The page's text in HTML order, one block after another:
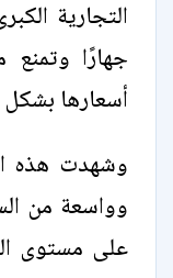
التجارية
جهارًا وتمنع
أسعارها
وشهدت هذه
وواسعة من
على مستوى